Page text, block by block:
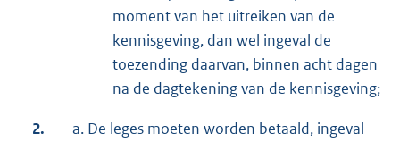
moment van het uitreiken van de
kennisgeving, dan wel ingeval de
toezending daarvan, binnen acht dagen
na de dagtekening van de kennisgeving;
2.
a. De leges moeten worden betaald, ingeval